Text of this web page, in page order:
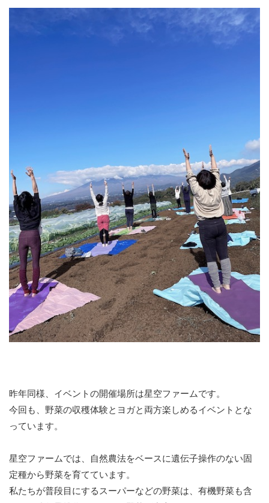
昨年同様、イベントの開催場所は星空ファームです。
今回も、野菜の収穫体験とヨガと両方楽しめるイベントとな
っています。
星空ファームでは、自然農法をベースに遺伝子操作のない固
定種から野菜を育てています。
私たちが普段目にするスーパーなどの野菜は、有機野菜も含